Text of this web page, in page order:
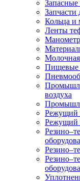
Запасные
Кольца и
Ленты
Молочная
Пищевые
воздуха
Режущий
Режущий